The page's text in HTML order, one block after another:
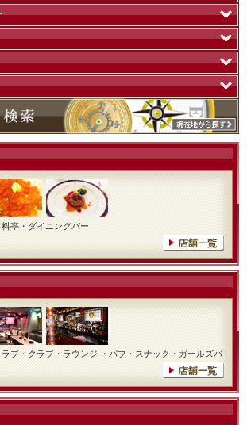
亭・ダイニングバー
ブ・クラブ・ラウンジ ・パブ・スナック・ガールズバ